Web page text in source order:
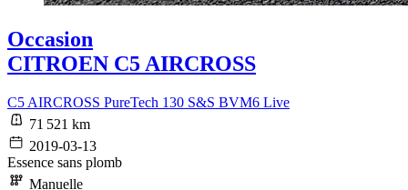
Occasion
CITROEN C5 AIRCROSS
C5 AIRCROSS PureTech 130 S&S BVM6 Live
71 521 km
2019-03-13
Essence sans plomb
Manuelle